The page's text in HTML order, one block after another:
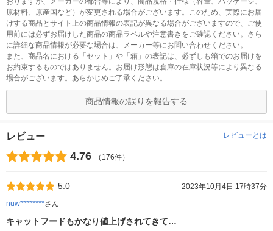
原材料、原産国など）が変更される場合がございます。このため、実際にお届
けする商品とサイト上の商品情報の表記が異なる場合がございますので、ご使
用前には必ずお届けした商品の商品ラベルや注意書きをご確認ください。さら
に詳細な商品情報が必要な場合は、メーカー等にお問い合わせください。
また、商品名における「セット」や「箱」の表記は、必ずしも箱でのお届けを
お約束するものではありません。お届け形態は倉庫の在庫状況等により異なる
場合がございます。あらかじめご了承ください。
商品情報の誤りを報告する
レビュー レビューとは
4.76 （176件）
5.0
2023年10月4日 17時37分
nuw********さん
キャットフードもかなり値上げされてきて…